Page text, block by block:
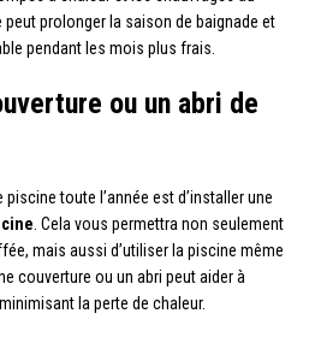
prolonger la saison de baignade et
pendant les mois plus frais.
ou un abri de
toute l’année est d’installer une
. Cela vous permettra non seulement
mais aussi d’utiliser la piscine même
couverture ou un abri peut aider à
la perte de chaleur.